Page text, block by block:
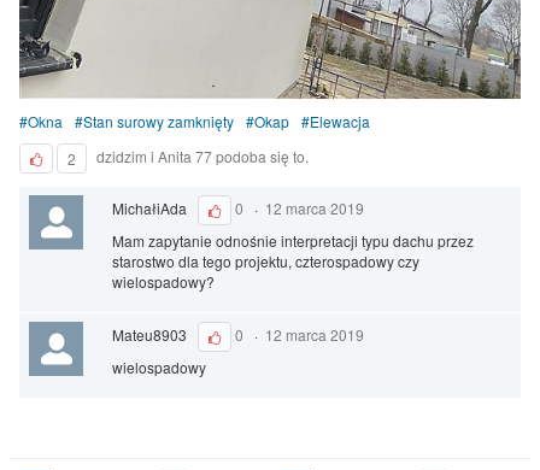
Okna Stan surowy zamknięty Okap
Elewacja
2
dzidzim i Anita 77 podoba się to.
MichałiAda 0 · 12 marca 2019
Mam zapytanie odnośnie interpretacji typu dachu przez
starostwo dla tego projektu, czterospadowy czy
wielospadowy?
Mateu8903 0 · 12 marca 2019
wielospadowy